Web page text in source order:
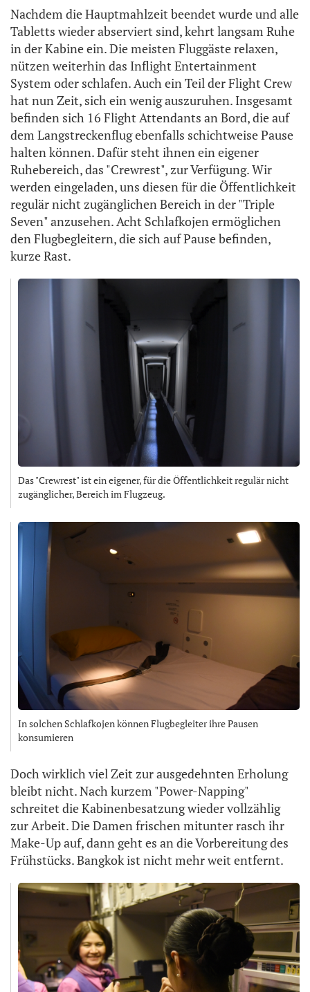
Nachdem die Hauptmahlzeit beendet wurde und alle
Tabletts wieder abserviert sind, kehrt langsam Ruhe
in der Kabine ein. Die meisten Fluggäste relaxen,
nützen weiterhin das Inflight Entertainment
System oder schlafen. Auch ein Teil der Flight Crew
hat nun Zeit, sich ein wenig auszuruhen. Insgesamt
befinden sich 16 Flight Attendants an Bord, die auf
dem Langstreckenflug ebenfalls schichtweise Pause
halten können. Dafür steht ihnen ein eigener
Ruhebereich, das "Crewrest", zur Verfügung. Wir
werden eingeladen, uns diesen für die Öffentlichkeit
regulär nicht zugänglichen Bereich in der "Triple
Seven" anzusehen. Acht Schlafkojen ermöglichen
den Flugbegleitern, die sich auf Pause befinden,
kurze Rast.
Das "Crewrest" ist ein eigener, für die Öffentlichkeit regulär nicht
zugänglicher, Bereich im Flugzeug.
In solchen Schlafkojen können Flugbegleiter ihre Pausen
konsumieren
Doch wirklich viel Zeit zur ausgedehnten Erholung
bleibt nicht. Nach kurzem "Power-Napping"
schreitet die Kabinenbesatzung wieder vollzählig
zur Arbeit. Die Damen frischen mitunter rasch ihr
Make-Up auf, dann geht es an die Vorbereitung des
Frühstücks. Bangkok ist nicht mehr weit entfernt.